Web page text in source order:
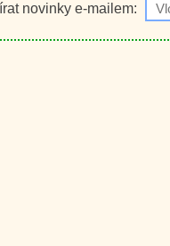
novinky e-mailem: